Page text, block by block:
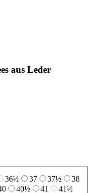
aus Leder
36½ 37 37½
38
40½ 41
41½